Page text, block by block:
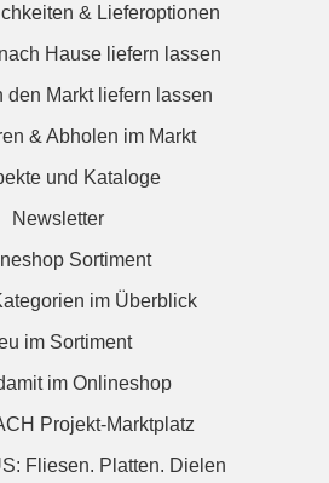
& Lieferoptionen
Hause liefern lassen
den Markt liefern lassen
& Abholen im Markt
und Kataloge
Newsletter
Sortiment
im Überblick
im Sortiment
im Onlineshop
Projekt-Marktplatz
Fliesen. Platten. Dielen